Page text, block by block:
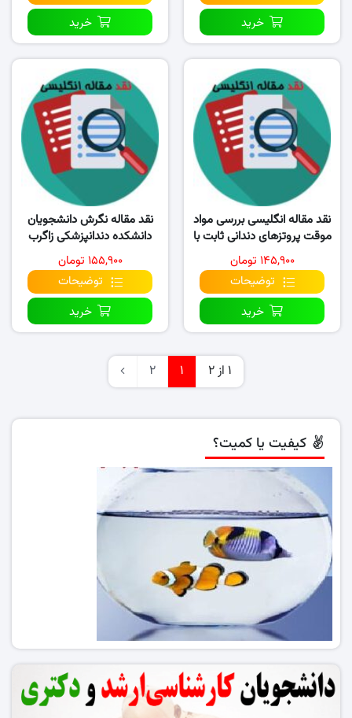
خرید
خرید
نقد مقاله انگلیسی بررسی مواد
موقت پروتزهای دندانی ثابت با
روش CAD/CAM
۱۴۵,۹۰۰ تومان
توضیحات
خرید
نقد مقاله نگرش دانشجویان
دانشکده دندانپزشکی زاگرب
نسبت به CAD/CAM
۱۵۵,۹۰۰ تومان
توضیحات
خرید
1 از 2 1
2
کیفیت یا کمیت؟